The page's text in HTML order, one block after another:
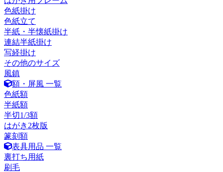
色紙掛け
色紙立て
半紙・半懐紙掛け
連結半紙掛け
写経掛け
その他のサイズ
風鎮
額・屏風 一覧
色紙額
半紙額
半切1/3額
はがき2枚版
篆刻額
表具用品 一覧
裏打ち用紙
刷毛